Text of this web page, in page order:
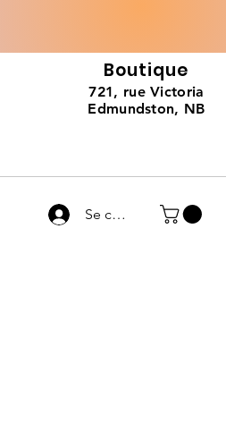
Boutique
721, rue Victoria
Edmundston, NB
Se connecter